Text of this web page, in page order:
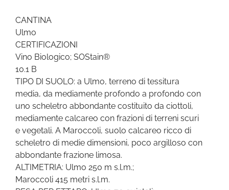
CANTINA
Ulmo
CERTIFICAZIONI
Vino Biologico; SOStain®
10.1 B
TIPO DI SUOLO: a Ulmo, terreno di tessitura
media, da mediamente profondo a profondo con
uno scheletro abbondante costituito da ciottoli,
mediamente calcareo con frazioni di terreni scuri
e vegetali. A Maroccoli, suolo calcareo ricco di
scheletro di medie dimensioni, poco argilloso con
abbondante frazione limosa.
ALTIMETRIA: Ulmo 250 m s.l.m.;
Maroccoli 415 metri s.l.m.